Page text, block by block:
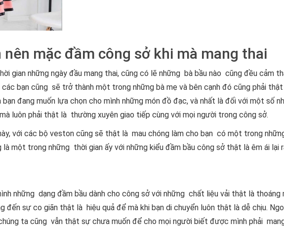
nên mặc đầm công sở khi mà mang thai
gian những ngày đầu mang thai, cũng có lẽ những bà bầu nào cũng đều cảm
bạn cũng sẽ trở thành một trong những bà mẹ và bên cạnh đó cũng phải
đang muốn lựa chọn cho mình những món đồ đạc, và nhất là đối với một số
luôn phải thật là thường xuyên giao tiếp cùng với mọi người trong công sở.
với các bộ veston cũng sẽ thật là mau chóng làm cho bạn có một trong
một trong những thời gian ấy với những kiểu đầm bầu công sở thật là êm ái lại
những dạng đầm bầu dành cho công sở với những chất liệu vải thật là thoáng
đến sự co giãn thật là hiệu quả để mà khi bạn di chuyển luôn thật là dễ chịu.
ta cũng vẫn thật sự chưa muốn để cho mọi người biết được mình phải